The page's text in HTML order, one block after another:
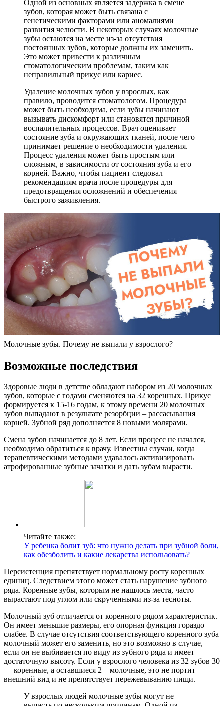
Одной из основных является задержка в смене
зубов, которая может быть связана с
генетическими факторами или аномалиями
развития челюсти. В некоторых случаях молочные
зубы остаются на месте из-за отсутствия
постоянных зубов, которые должны их заменить.
Это может привести к различным
стоматологическим проблемам, таким как
неправильный прикус или кариес.
Удаление молочных зубов у взрослых, как
правило, проводится стоматологом. Процедура
может быть необходима, если зубы начинают
вызывать дискомфорт или становятся причиной
воспалительных процессов. Врач оценивает
состояние зуба и окружающих тканей, после чего
принимает решение о необходимости удаления.
Процесс удаления может быть простым или
сложным, в зависимости от состояния зуба и его
корней. Важно, чтобы пациент следовал
рекомендациям врача после процедуры для
предотвращения осложнений и обеспечения
быстрого заживления.
Молочные зубы. Почему не выпали у взрослого?
Возможные последствия
Здоровые люди в детстве обладают набором из 20 молочных
зубов, которые с годами сменяются на 32 коренных. Прикус
формируется к 15-16 годам, к этому времени 20 молочных
зубов выпадают в результате резорбции – рассасывания
корней. Зубной ряд дополняется 8 новыми молярами.
Смена зубов начинается до 8 лет. Если процесс не начался,
необходимо обратиться к врачу. Известны случаи, когда
терапевтическими методами удавалось активизировать
атрофированные зубные зачатки и дать зубам вырасти.
Читайте также:
У ребенка болит зуб: что нужно делать при зубной боли,
как обезболить и какие лекарства использовать?
Персистенция препятствует нормальному росту коренных
единиц. Следствием этого может стать нарушение зубного
ряда. Коренные зубы, которым не нашлось места, часто
вырастают под углом или скрученными из-за тесноты.
Молочный зуб отличается от коренного рядом характеристик.
Он имеет меньшие размеры, его опорная функция гораздо
слабее. В случае отсутствия соответствующего коренного зуба
молочный может его заменить, но это возможно в случае,
если он не выбивается по виду из зубного ряда и имеет
достаточную высоту. Если у взрослого человека из 32 зубов 30
— коренные, а оставшиеся 2 – молочные, это не портит
внешний вид и не препятствует пережевыванию пищи.
У взрослых людей молочные зубы могут не